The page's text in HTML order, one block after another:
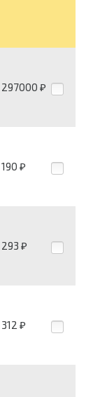
297000 ₽
190 ₽
293 ₽
312 ₽